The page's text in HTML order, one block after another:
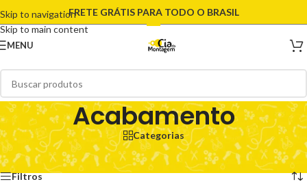
Skip to navigation
Skip to main content
FRETE GRÁTIS PARA TODO O BRASIL
MENU
Acabamento
Categorias
Início
/Acabamento Página 2 Exibindo 13–24 de 571 resultados
Filtros